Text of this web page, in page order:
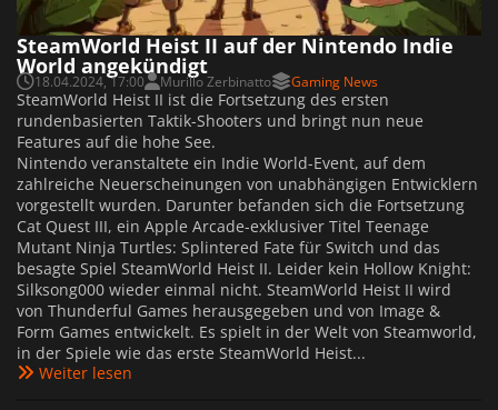
SteamWorld Heist II auf der Nintendo Indie
World angekündigt
18.04.2024, 17:00 Murillo Zerbinatto Gaming News
SteamWorld Heist II ist die Fortsetzung des ersten
rundenbasierten Taktik-Shooters und bringt nun neue
Features auf die hohe See.
Nintendo veranstaltete ein Indie World-Event, auf dem
zahlreiche Neuerscheinungen von unabhängigen Entwicklern
vorgestellt wurden. Darunter befanden sich die Fortsetzung
Cat Quest III, ein Apple Arcade-exklusiver Titel Teenage
Mutant Ninja Turtles: Splintered Fate für Switch und das
besagte Spiel SteamWorld Heist II. Leider kein Hollow Knight:
Silksong000 wieder einmal nicht. SteamWorld Heist II wird
von Thunderful Games herausgegeben und von Image &
Form Games entwickelt. Es spielt in der Welt von Steamworld,
in der Spiele wie das erste SteamWorld Heist...
Weiter lesen